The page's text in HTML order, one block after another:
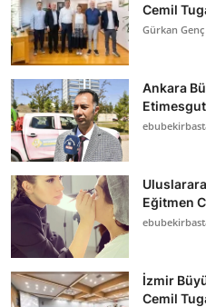
Cemil
Gürkan Genç
Ankara
Eğitmen
İzmir
Cemil